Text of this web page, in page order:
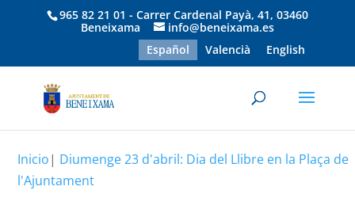
965 82 21 01 - Carrer Cardenal Payà, 41, 03460
Beneixama
info@beneixama.es
Español
Valencià English
Inicio| Diumenge 23 d'abril: Dia del Llibre en la Plaça de
l'Ajuntament